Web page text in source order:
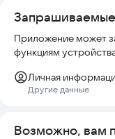
Приложение может
функциям
Личная
Другие данные
Возможно, вам